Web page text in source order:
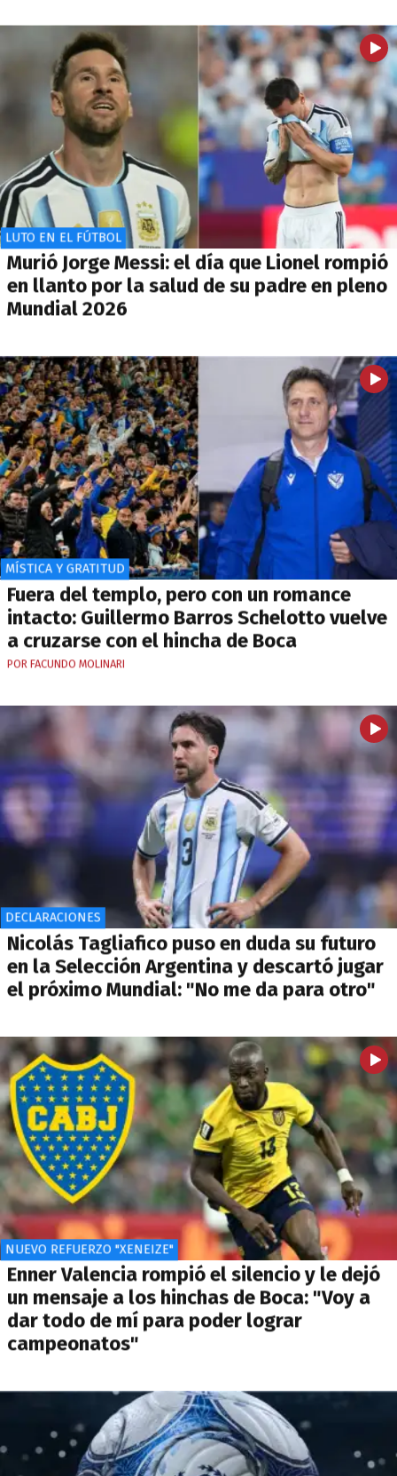
LUTO EN EL FÚTBOL
Murió Jorge Messi: el día que Lionel rompió
en llanto por la salud de su padre en pleno
Mundial 2026
MÍSTICA Y GRATITUD
Fuera del templo, pero con un romance
intacto: Guillermo Barros Schelotto vuelve
a cruzarse con el hincha de Boca
POR FACUNDO MOLINARI
DECLARACIONES
Nicolás Tagliafico puso en duda su futuro
en la Selección Argentina y descartó jugar
el próximo Mundial: "No me da para otro"
NUEVO REFUERZO "XENEIZE"
Enner Valencia rompió el silencio y le dejó
un mensaje a los hinchas de Boca: "Voy a
dar todo de mí para poder lograr
campeonatos"